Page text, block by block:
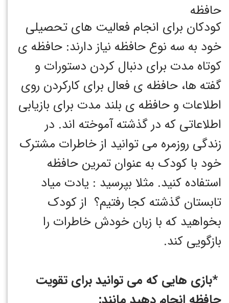
حافظه
کودکان برای انجام فعالیت های تحصیلی
خود به سه نوع حافظه نیاز دارند: حافظه ی
کوتاه مدت برای دنبال کردن دستورات و
گفته ها، حافظه ی فعال برای کارکردن روی
اطلاعات و حافظه ی بلند مدت برای بازیابی
اطلاعاتی که در گذشته آموخته اند. در
زندگی روزمره می توانید از خاطرات مشترک
خود با کودک به عنوان تمرین حافظه
استفاده کنید. مثلا بپرسید : یادت میاد
تابستان گذشته کجا رفتیم؟ از کودک
بخواهید که با زبان خودش خاطرات را
بازگویی کند.
*بازی هایی که می توانید برای تقویت